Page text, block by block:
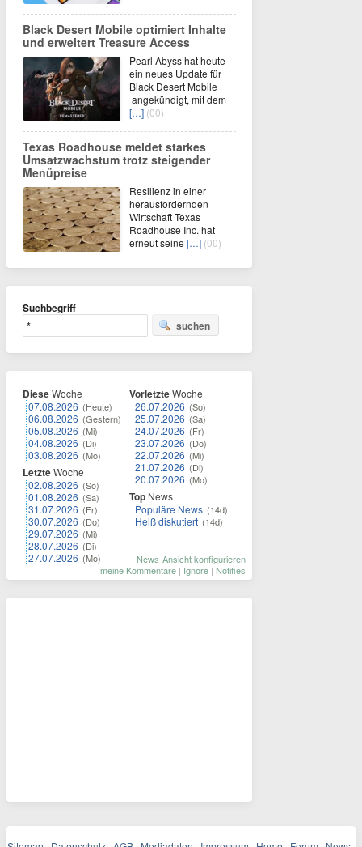
Black Desert Mobile optimiert Inhalte
und erweitert Treasure Access
Pearl Abyss hat heute
ein neues Update für
Black Desert Mobile
angekündigt, mit dem
[…] (00)
Texas Roadhouse meldet starkes
Umsatzwachstum trotz steigender
Menüpreise
Resilienz in einer
herausfordernden
Wirtschaft Texas
Roadhouse Inc. hat
erneut seine […] (00)
Suchbegriff
suchen
DieseWoche
07.08.2026 (Heute)
06.08.2026 (Gestern)
05.08.2026 (Mi)
04.08.2026 (Di)
03.08.2026 (Mo)
LetzteWoche
02.08.2026 (So)
01.08.2026 (Sa)
31.07.2026 (Fr)
30.07.2026 (Do)
29.07.2026 (Mi)
28.07.2026 (Di)
27.07.2026 (Mo)
VorletzteWoche
26.07.2026 (So)
25.07.2026 (Sa)
24.07.2026 (Fr)
23.07.2026 (Do)
22.07.2026 (Mi)
21.07.2026 (Di)
20.07.2026 (Mo)
Top News
Populäre News (14d)
Heiß diskutiert (14d)
News-Ansicht konfigurieren
meine Kommentare | Ignore | Notifies